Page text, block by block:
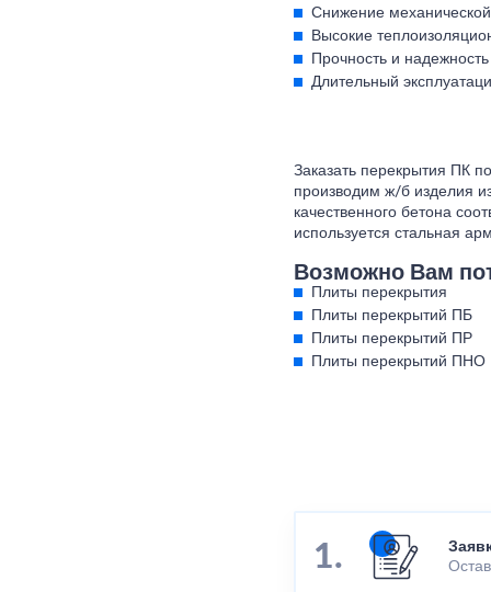
Снижение
Высокие
Прочность и
Длительный
Заказать перекрытия ПК
производим ж/б изделия
качественного бетона
используется стальная
Возможно Вам
Плиты перекрытия
Плиты перекрытий ПБ
Плиты перекрытий ПР
Плиты перекрытий ПНО